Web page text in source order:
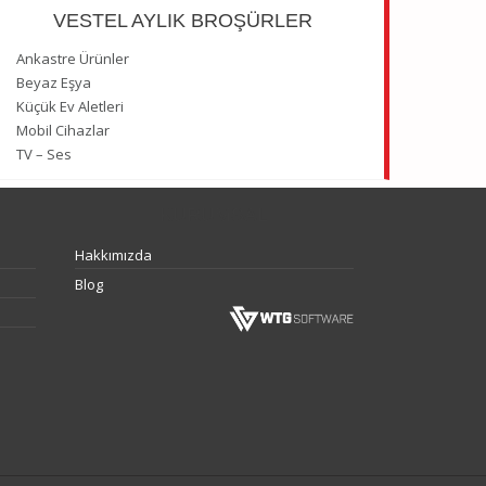
VESTEL AYLIK BROŞÜRLER
Ankastre Ürünler
Beyaz Eşya
Küçük Ev Aletleri
Mobil Cihazlar
TV – Ses
Hakkımızda
Blog